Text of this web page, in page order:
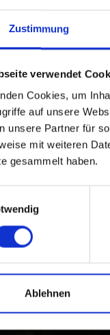
Zustimmung
verwendet
Cookies, um
auf unsere
unsere Partner für
mit weiteren
gesammelt haben.
Ablehnen
AUF KARTE